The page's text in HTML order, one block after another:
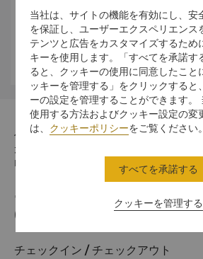
お車は安全で快適な移動手段です。お車
り、さまざまな料金で手配が可能です。
詳細はホテルスタッフまでお問合せくだ
住所
325000 1 Xiangyuan Road, Wenzhou,
Province
電話番号
(86 577) 8998 8888
チェックイン / チェックアウト
当社は、サイトの機能を有効にし、安
を保証し、ユーザーエクスペリエンス
テンツと広告をカスタマイズするため
キーを使用します。「すべてを承諾す
ると、クッキーの使用に同意したこと
ッキーを管理する」をクリックすると
ーの設定を管理することができます。
使用する方法およびクッキー設定の変
は、 クッキーポリシーをご覧ください。
クッキーを管理する
すべてを承諾する